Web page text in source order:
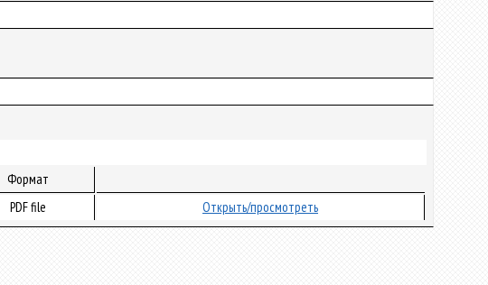
Формат
PDF file Открыть/просмотреть